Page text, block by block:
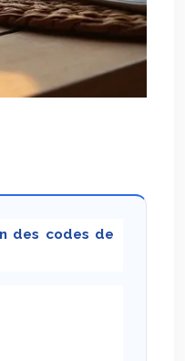
des codes de